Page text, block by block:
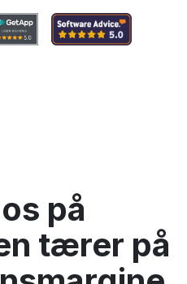
på
tærer på